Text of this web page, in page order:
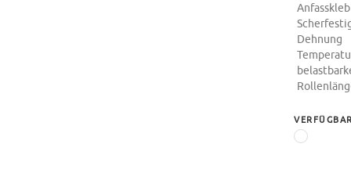
Dehnung